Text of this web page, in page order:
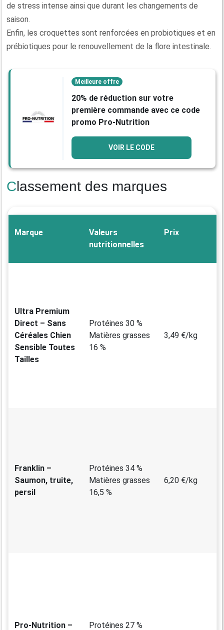
de stress intense ainsi que durant les changements de
saison.
Enfin, les croquettes sont renforcées en probiotiques et en
prébiotiques pour le renouvellement de la flore intestinale.
Meilleure offre
20% de réduction sur votre
première commande avec ce code
promo Pro-Nutrition
VOIR LE CODE
Classement des marques
Marque
Valeurs
nutritionnelles
Prix
Ultra Premium
Direct – Sans
Céréales Chien
Sensible Toutes
Tailles
Protéines 30 %
Matières grasses
16 %
3,49 €/kg
Franklin –
Saumon, truite,
persil
Protéines 34 %
Matières grasses
16,5 %
6,20 €/kg
Pro-Nutrition – Protéines 27 %